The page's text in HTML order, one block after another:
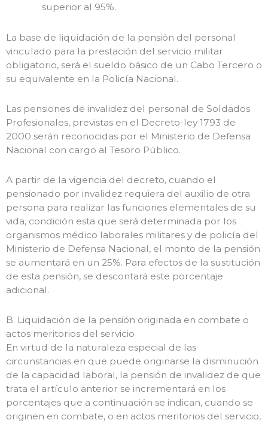
superior al 95%.
La base de liquidación de la pensión del personal
vinculado para la prestación del servicio militar
obligatorio, será el sueldo básico de un Cabo Tercero o
su equivalente en la Policía Nacional.
Las pensiones de invalidez del personal de Soldados
Profesionales, previstas en el Decreto-ley 1793 de
2000 serán reconocidas por el Ministerio de Defensa
Nacional con cargo al Tesoro Público.
A partir de la vigencia del decreto, cuando el
pensionado por invalidez requiera del auxilio de otra
persona para realizar las funciones elementales de su
vida, condición esta que será determinada por los
organismos médico laborales militares y de policía del
Ministerio de Defensa Nacional, el monto de la pensión
se aumentará en un 25%. Para efectos de la sustitución
de esta pensión, se descontará este porcentaje
adicional.
B. Liquidación de la pensión originada en combate o
actos meritorios del servicio
En virtud de la naturaleza especial de las
circunstancias en que puede originarse la disminución
de la capacidad laboral, la pensión de invalidez de que
trata el artículo anterior se incrementará en los
porcentajes que a continuación se indican, cuando se
originen en combate, o en actos meritorios del servicio,